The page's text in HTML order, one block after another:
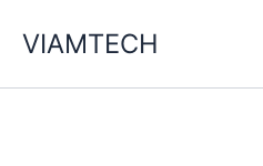
VIAMTECH